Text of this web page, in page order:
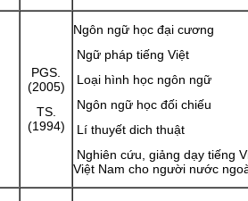
PGS.
(2005)
TS.
(1994)
Ngôn ngữ học đại cương
Ngữ pháp tiếng Việt
Loại hình học ngôn ngữ
Ngôn ngữ học đối chiếu
Lí thuyết dich thuật
Nghiên cứu, giảng dạy tiếng
Việt Nam cho người nước